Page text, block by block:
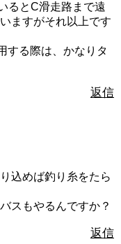
るとC滑走路まで遠
ますがそれ以上です
する際は、かなりタ
返信
込めば釣り糸をたら
スもやるんですか？
返信